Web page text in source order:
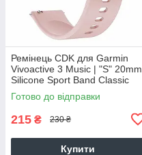
Ремінець CDK для Garmin
Vivoactive 3 Music | "S" 20mm
Silicone Sport Band Classic
(012194) (pink)
Готово до відправки
215 ₴ 230 ₴
Купити